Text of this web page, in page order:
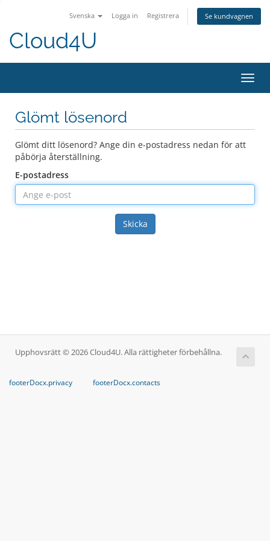
Svenska Logga in Registrera Se kundvagnen
Cloud4U
Växla
Glömt lösenord
Glömt ditt lösenord? Ange din e-postadress nedan för att
påbörja återställning.
E-postadress
Skicka
Upphovsrätt © 2026 Cloud4U. Alla rättigheter förbehållna.
footerDocx.privacy footerDocx.contacts